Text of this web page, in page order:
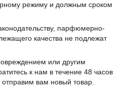
режиму и должным сроком
парфюмерно-
качества не подлежат
или другим
к нам в течение 48 часов
вам новый товар.